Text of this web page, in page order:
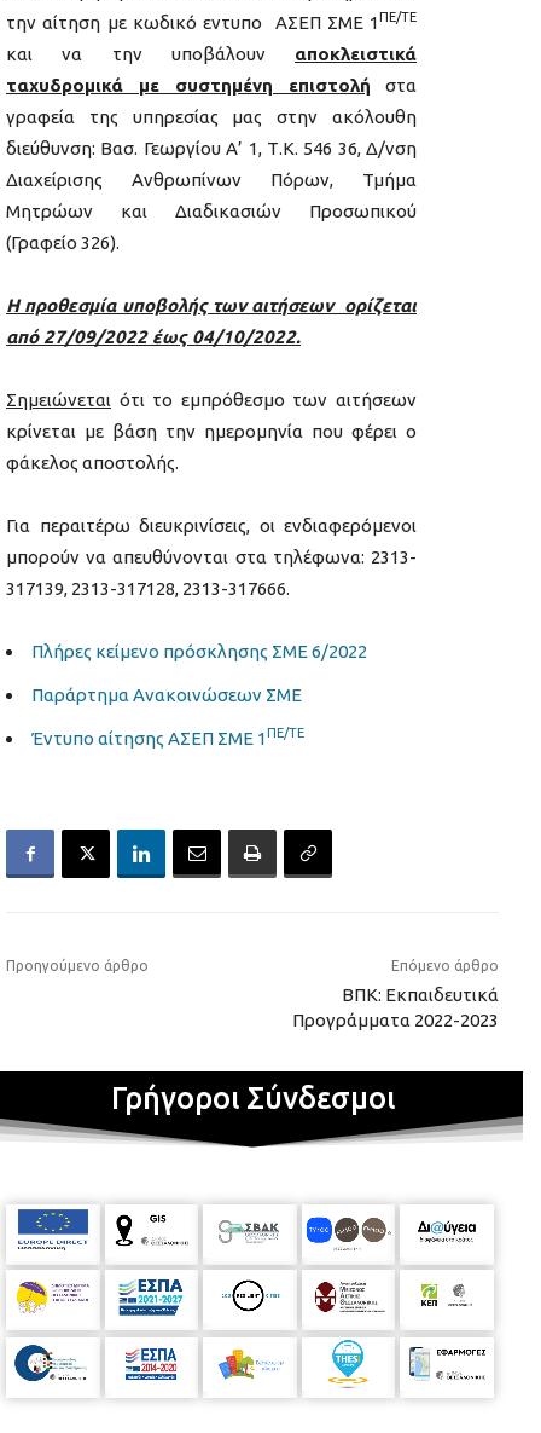
την αίτηση με κωδικό εντυπο ΑΣΕΠ ΣΜΕ 1 ΠΕ/ΤΕ
και να την υποβάλουν αποκλειστικά
ταχυδρομικά με συστημένη επιστολή στα
γραφεία της υπηρεσίας μας στην ακόλουθη
διεύθυνση: Βασ. Γεωργίου Α’ 1, Τ.Κ. 546 36, Δ/νση
Διαχείρισης Ανθρωπίνων Πόρων, Τμήμα
Μητρώων και Διαδικασιών Προσωπικού
(Γραφείο 326).
Η προθεσμία υποβολής των αιτήσεων ορίζεται
από 27/09/2022 έως 04/10/2022.
Σημειώνεται ότι το εμπρόθεσμο των αιτήσεων
κρίνεται με βάση την ημερομηνία που φέρει ο
φάκελος αποστολής.
Για περαιτέρω διευκρινίσεις, οι ενδιαφερόμενοι
μπορούν να απευθύνονται στα τηλέφωνα: 2313-
317139, 2313-317128, 2313-317666.
Πλήρες κείμενο πρόσκλησης ΣΜΕ 6/2022
Παράρτημα Ανακοινώσεων ΣΜΕ
Έντυπο αίτησης ΑΣΕΠ ΣΜΕ 1 ΠΕ/ΤΕ
Προηγούμενο άρθρο Επόμενο άρθρο
ΒΠΚ: Εκπαιδευτικά
Προγράμματα 2022-2023
Γρήγοροι Σύνδεσμοι